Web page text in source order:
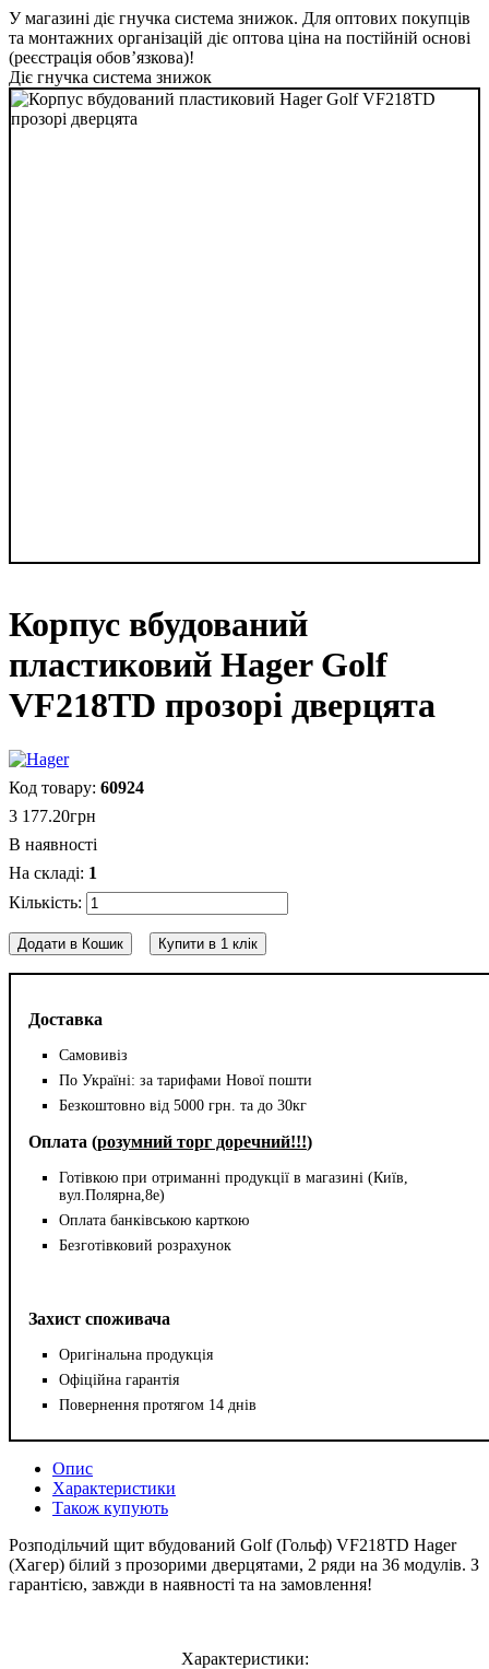
У магазині діє гнучка система знижок. Для оптових покупців
та монтажних організацій діє оптова ціна на постійній основі
(реєстрація обов’язкова)!
Діє гнучка система знижок
Корпус вбудований
пластиковий Hager Golf
VF218TD прозорі дверцята
Доставка
Самовивіз
По Україні: за тарифами Нової пошти
Безкоштовно від 5000 грн. та до 30кг
Оплата (розумний торг доречний!!!)
Готівкою при отриманні продукції в магазині (Київ,
вул.Полярна,8е)
Оплата банківською карткою
Безготівковий розрахунок
Захист споживача
Оригінальна продукція
Офіційна гарантія
Повернення протягом 14 днів
60924
3 177.20грн
В наявності
1
Додати в Кошик Купити в 1 клік
Опис
Характеристики
Також купують
Розподільчий щит вбудований Golf (Гольф) VF218TD Hager
(Хагер) білий з прозорими дверцятами, 2 ряди на 36 модулів. З
гарантією, завжди в наявності та на замовлення!
Характеристики: